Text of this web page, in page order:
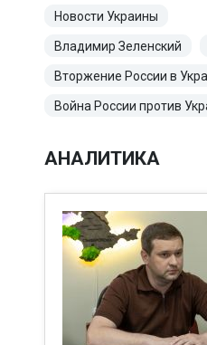
Новости Украины
Владимир Зеленский
Вторжение России в
Война России против
АНАЛИТИКА